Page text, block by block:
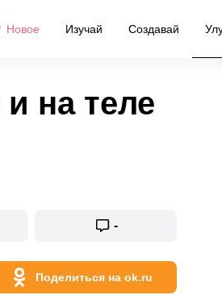
Новое Изучай Создавай
на теле
-
Поделиться на ok.ru